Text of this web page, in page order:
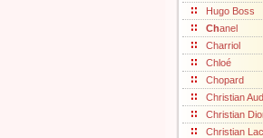
Hugo Boss
Chanel
Charriol
Chloé
Chopard
Christian
Christian
Christian